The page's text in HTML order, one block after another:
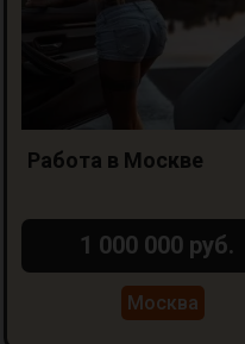
Работа в Москве
1 000 000 руб.
Москва